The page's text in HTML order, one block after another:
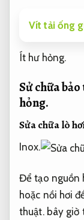
Vít tải ống
Ít hư hỏng.
Sử chữa
hỏng.
Sửa chữa lò
Inox.
Để tạo nguồn
hoặc nồi hơi
thuật.bây giờ